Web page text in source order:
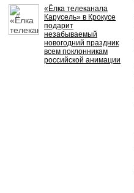
«Ёлка телеканала
Карусель» в Крокусе
подарит
незабываемый
новогодний праздник
всем поклонникам
российской анимации